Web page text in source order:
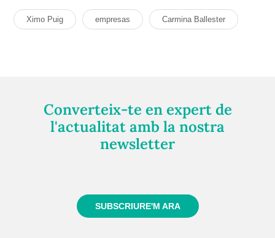
Ximo Puig empresas Carmina Ballester
Converteix-te en expert de
l'actualitat amb la nostra
newsletter
SUBSCRIURE'M ARA